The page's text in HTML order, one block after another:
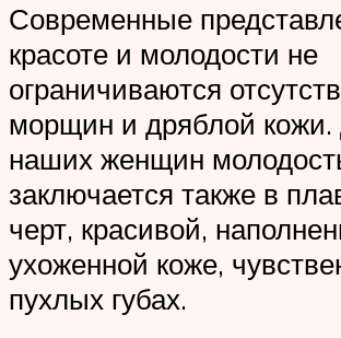
Современные
красоте и молодости не
ограничиваются
морщин и дряблой кожи.
наших женщин
заключается также в
черт, красивой,
ухоженной коже,
пухлых губах.